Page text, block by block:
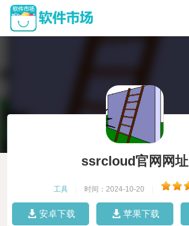
ssrcloud官网网址
工具 时间：2024-10-20
安卓下载 苹果下载